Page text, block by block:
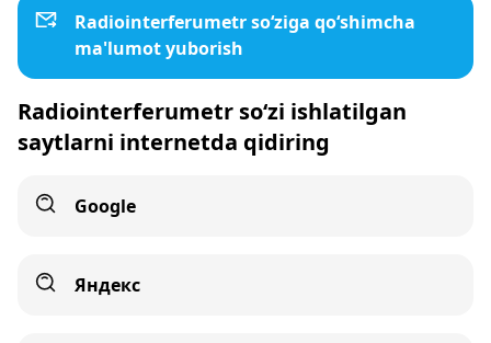
Radiointerferumetr so‘ziga qo‘shimcha
ma'lumot yuborish
Radiointerferumetr so‘zi ishlatilgan
saytlarni internetda qidiring
Google
Яндекс